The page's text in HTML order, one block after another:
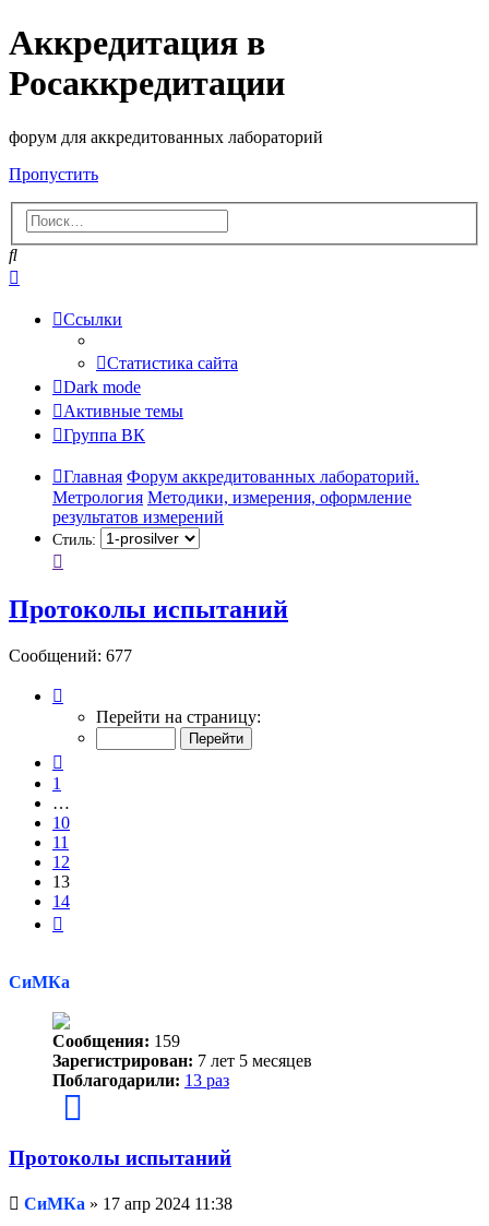
Аккредитация в
Росаккредитации
форум для аккредитованных лабораторий
Пропустить
Поиск
Ссылки
Статистика сайта
Dark mode
Активные темы
Группа ВК
Главная Форум аккредитованных лабораторий.
Метрология Методики, измерения, оформление
результатов измерений
Стиль:
Протоколы испытаний
Сообщений: 677
13
Перейти на страницу:
1
…
10
11
12
13
14
СиМКа
Сообщения: 159
Зарегистрирован: 7 лет 5 месяцев
Поблагодарили: 13 раз
Протоколы испытаний
Непрочитанное
СиМКа » 17 апр 2024 11:38